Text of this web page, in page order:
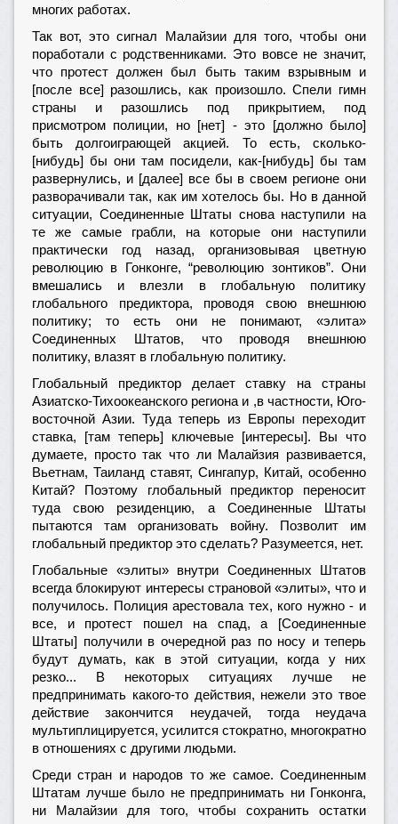
многих работах.
Так вот, это сигнал Малайзии для того, чтобы они
поработали с родственниками. Это вовсе не значит,
что протест должен был быть таким взрывным и
[после все] разошлись, как произошло. Спели гимн
страны и разошлись под прикрытием, под
присмотром полиции, но [нет] - это [должно было]
быть долгоиграющей акцией. То есть, сколько-
[нибудь] бы они там посидели, как-[нибудь] бы там
развернулись, и [далее] все бы в своем регионе они
разворачивали так, как им хотелось бы. Но в данной
ситуации, Соединенные Штаты снова наступили на
те же самые грабли, на которые они наступили
практически год назад, организовывая цветную
революцию в Гонконге, “революцию зонтиков”. Они
вмешались и влезли в глобальную политику
глобального предиктора, проводя свою внешнюю
политику; то есть они не понимают, «элита»
Соединенных Штатов, что проводя внешнюю
политику, влазят в глобальную политику.
Глобальный предиктор делает ставку на страны
Азиатско-Тихоокеанского региона и ,в частности, Юго-
восточной Азии. Туда теперь из Европы переходит
ставка, [там теперь] ключевые [интересы]. Вы что
думаете, просто так что ли Малайзия развивается,
Вьетнам, Таиланд ставят, Сингапур, Китай, особенно
Китай? Поэтому глобальный предиктор переносит
туда свою резиденцию, а Соединенные Штаты
пытаются там организовать войну. Позволит им
глобальный предиктор это сделать? Разумеется, нет.
Глобальные «элиты» внутри Соединенных Штатов
всегда блокируют интересы страновой «элиты», что и
получилось. Полиция арестовала тех, кого нужно - и
все, и протест пошел на спад, а [Соединенные
Штаты] получили в очередной раз по носу и теперь
будут думать, как в этой ситуации, когда у них
резко... В некоторых ситуациях лучше не
предпринимать какого-то действия, нежели это твое
действие закончится неудачей, тогда неудача
мультиплицируется, усилится стократно, многократно
в отношениях с другими людьми.
Среди стран и народов то же самое. Соединенным
Штатам лучше было не предпринимать ни Гонконга,
ни Малайзии для того, чтобы сохранить остатки